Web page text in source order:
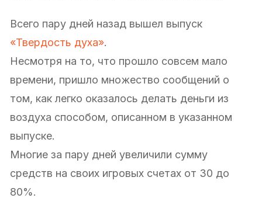
Всего пару дней назад вышел выпуск
«Твердость духа».
Несмотря на то, что прошло совсем мало
времени, пришло множество сообщений о
том, как легко оказалось делать деньги из
воздуха способом, описанном в указанном
выпуске.
Многие за пару дней увеличили сумму
средств на своих игровых счетах от 30 до
80%.